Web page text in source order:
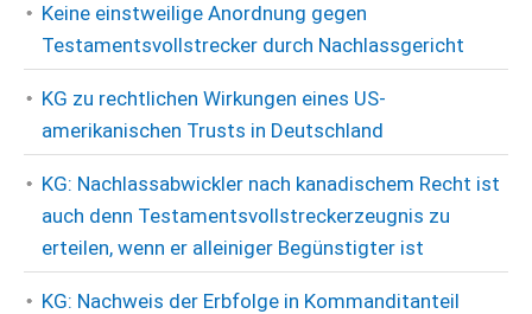
Keine einstweilige Anordnung gegen
Testamentsvollstrecker durch Nachlassgericht
KG zu rechtlichen Wirkungen eines US-
amerikanischen Trusts in Deutschland
KG: Nachlassabwickler nach kanadischem Recht ist
auch denn Testamentsvollstreckerzeugnis zu
erteilen, wenn er alleiniger Begünstigter ist
KG: Nachweis der Erbfolge in Kommanditanteil